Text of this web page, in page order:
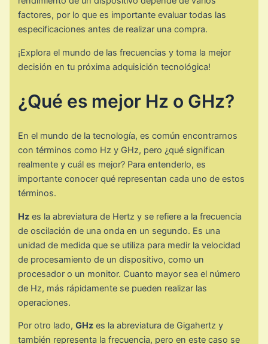
factores, por lo que es importante evaluar todas las
especificaciones antes de realizar una compra.
¡Explora el mundo de las frecuencias y toma la mejor
decisión en tu próxima adquisición tecnológica!
¿Qué es mejor Hz o GHz?
En el mundo de la tecnología, es común encontrarnos
con términos como Hz y GHz, pero ¿qué significan
realmente y cuál es mejor? Para entenderlo, es
importante conocer qué representan cada uno de estos
términos.
Hz es la abreviatura de Hertz y se refiere a la frecuencia
de oscilación de una onda en un segundo. Es una
unidad de medida que se utiliza para medir la velocidad
de procesamiento de un dispositivo, como un
procesador o un monitor. Cuanto mayor sea el número
de Hz, más rápidamente se pueden realizar las
operaciones.
Por otro lado,GHz es la abreviatura de Gigahertz y
también representa la frecuencia, pero en este caso se